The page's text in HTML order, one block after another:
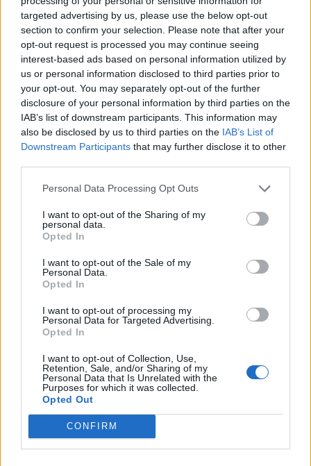
targeted advertising by us, please use the below opt-out
section to confirm your selection. Please note that after your
opt-out request is processed you may continue seeing
interest-based ads based on personal information utilized by
us or personal information disclosed to third parties prior to
your opt-out. You may separately opt-out of the further
disclosure of your personal information by third parties on the
IAB’s list of downstream participants. This information may
also be disclosed by us to third parties on the IAB’s List of
Downstream Participants that may further disclose it to other
Personal Data Processing Opt Outs
I want to opt-out of the Sharing of my
personal data.
Opted In
I want to opt-out of the Sale of my
Personal Data.
Opted In
I want to opt-out of processing my
Personal Data for Targeted Advertising.
Opted In
I want to opt-out of Collection, Use,
Retention, Sale, and/or Sharing of my
Personal Data that Is Unrelated with the
Purposes for which it was collected.
Opted Out
CONFIRM
υποστηρίζουν τη βιωσιμότητα και την
καινοτομία. Ανάμεσά τους ήταν: η Ροσάννα
Μόρτογλου, Chief Executive Officer του Libra
Philanthropies, ο Στάθης Αναγνώστου, Executive
Director, Strategy, Business Planning &
Transformation του ΔΕΔΔΗΕ, ο Νικόλας
Καρύδης, Program Manager του The People’s
Trust, ο Σωτήριος Στάρφας, Υπεύθυνος
Στρατηγικού Σχεδιασμού στον τομέα της
Εκπαίδευσης για Ελλάδα, Μάλτα, Κύπρο της
University Alliances Country Lead της SAP Hellas,
η Χριστίνα Κωνσταντινίδου, General Manager
του BCA College, η Παναγιώτα Μπαλοπούλου,
Ιδρυτικό Mέλος, Nόμιμη Eκπρόσωπος της
Business Developer, Personal Finance Facilitator
της Finance Lady και ο Αλέξανδρος Νούσιας,
Managing Director του Envolve Entrepreneurship.
Η τελετή μεταδόθηκε ζωντανά μέσα από τα
επίσημα κανάλια του Envolve στο Facebook και
στο YouTube , δίνοντας τη δυνατότητα σε όλη